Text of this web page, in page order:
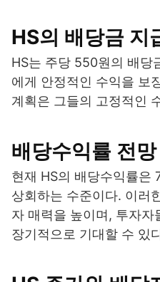
HS의 배당금 지
HS는 주당 550원의 배당
에게 안정적인 수익을 보
계획은 그들의 고정적인
배당수익률 전망
현재 HS의 배당수익률은
상회하는 수준이다. 이러
자 매력을 높이며, 투자
장기적으로 기대할 수 있